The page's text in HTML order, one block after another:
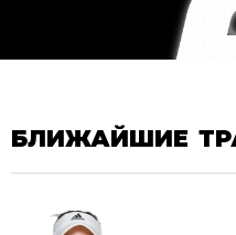
БЛИЖАЙШИЕ